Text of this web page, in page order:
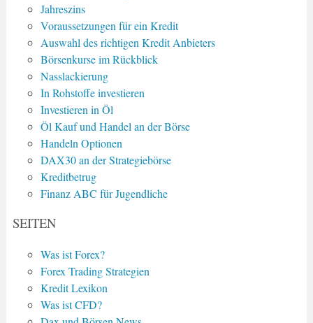
Jahreszins
Voraussetzungen für ein Kredit
Auswahl des richtigen Kredit Anbieters
Börsenkurse im Rückblick
Nasslackierung
In Rohstoffe investieren
Investieren in Öl
Öl Kauf und Handel an der Börse
Handeln Optionen
DAX30 an der Strategiebörse
Kreditbetrug
Finanz ABC für Jugendliche
SEITEN
Was ist Forex?
Forex Trading Strategien
Kredit Lexikon
Was ist CFD?